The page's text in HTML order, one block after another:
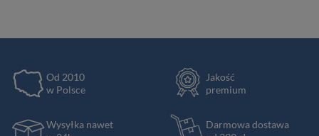
Od 2010
w Polsce
Jakość
premium
Wysyłka nawet
Darmowa dostawa